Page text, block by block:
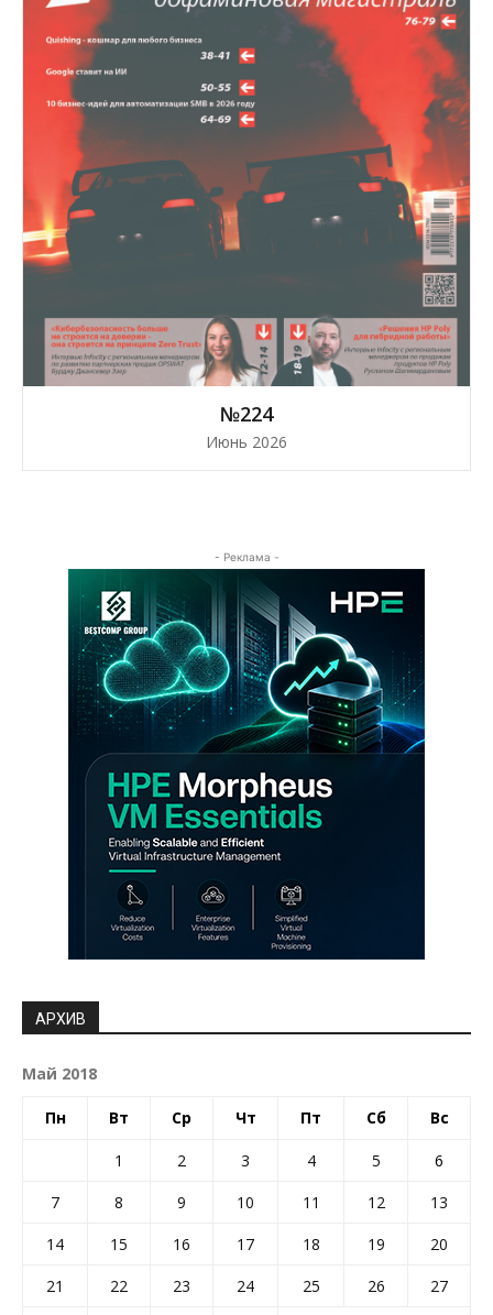
№224
Июнь 2026
- Реклама -
АРХИВ
Май 2018
Пн Вт Ср Чт Пт Сб Вс
1 2 3 4 5
6
7
8 9 10 11 12
13
14
15 16 17 18 19
20
21
22 23 24 25 26
27